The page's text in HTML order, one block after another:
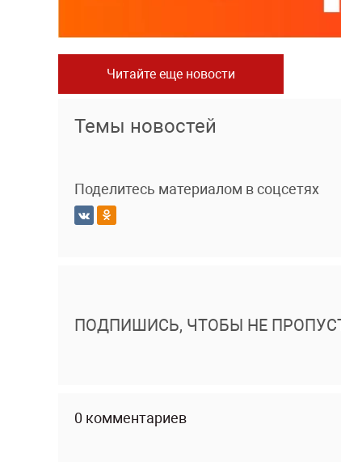
Читайте еще новости
Темы новостей
Поделитесь материалом в соцсетях
ПОДПИШИСЬ, ЧТОБЫ НЕ
0 комментариев